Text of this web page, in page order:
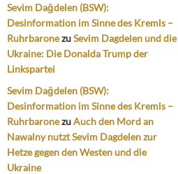
Sevim Dağdelen (BSW):
Desinformation im Sinne des Kremls –
RuhrbaronezuSevim Dagdelen und die
Ukraine: Die Donalda Trump der
Linkspartei
Sevim Dağdelen (BSW):
Desinformation im Sinne des Kremls –
RuhrbaronezuAuch den Mord an
Nawalny nutzt Sevim Dagdelen zur
Hetze gegen den Westen und die
Ukraine